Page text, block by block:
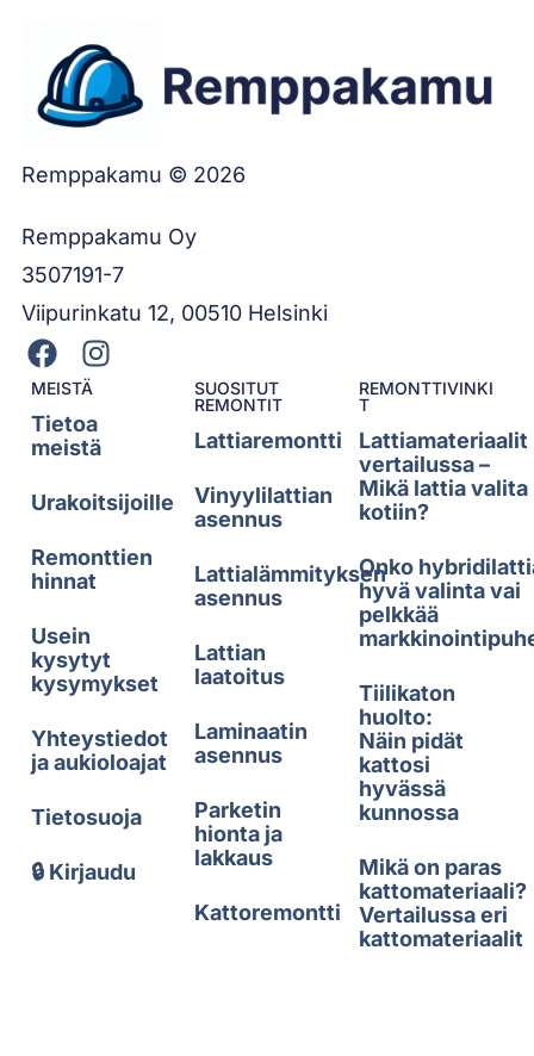
Remppakamu © 2026
Remppakamu Oy
3507191-7
Viipurinkatu 12, 00510 Helsinki
MEISTÄ
Tietoa
meistä
Urakoitsijoille
Remonttien
hinnat
Usein
kysytyt
kysymykset
Yhteystiedot
ja aukioloajat
Tietosuoja
🔒 Kirjaudu
SUOSITUT
REMONTIT
Lattiaremontti
Vinyylilattian
asennus
Lattialämmityksen
asennus
Lattian
laatoitus
Laminaatin
asennus
Parketin
hionta ja
lakkaus
Kattoremontti
REMONTTIVINKI
T
Lattiamateriaalit
vertailussa –
Mikä lattia valita
kotiin?
Onko
hyvä valinta vai
pelkkää
Tiilikaton
huolto:
Näin pidät
kattosi
hyvässä
kunnossa
Mikä on paras
kattomateriaali?
Vertailussa eri
kattomateriaalit